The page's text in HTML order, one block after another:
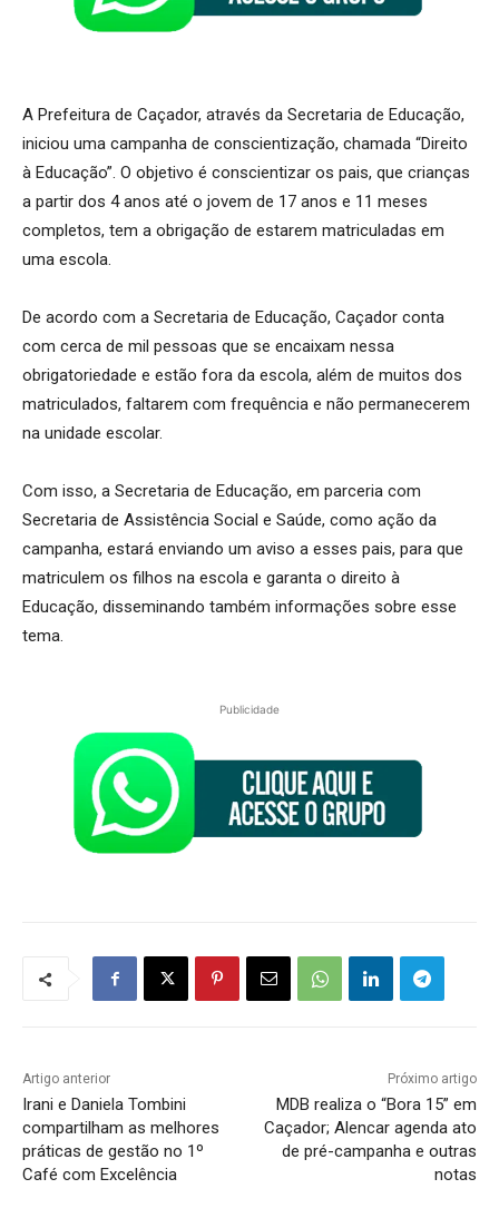
A Prefeitura de Caçador, através da Secretaria de Educação,
iniciou uma campanha de conscientização, chamada “Direito
à Educação”. O objetivo é conscientizar os pais, que crianças
a partir dos 4 anos até o jovem de 17 anos e 11 meses
completos, tem a obrigação de estarem matriculadas em
uma escola.
De acordo com a Secretaria de Educação, Caçador conta
com cerca de mil pessoas que se encaixam nessa
obrigatoriedade e estão fora da escola, além de muitos dos
matriculados, faltarem com frequência e não permanecerem
na unidade escolar.
Com isso, a Secretaria de Educação, em parceria com
Secretaria de Assistência Social e Saúde, como ação da
campanha, estará enviando um aviso a esses pais, para que
matriculem os filhos na escola e garanta o direito à
Educação, disseminando também informações sobre esse
tema.
Publicidade
Artigo anterior
Irani e Daniela Tombini
compartilham as melhores
práticas de gestão no 1º
Café com Excelência
Próximo artigo
MDB realiza o “Bora 15” em
Caçador; Alencar agenda ato
de pré-campanha e outras
notas